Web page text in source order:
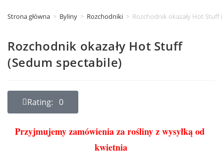
Strona główna > Byliny > Rozchodniki > Rozchodnik okazały Hot
Rozchodnik okazały Hot Stuff
(Sedum spectabile)
Rating: 0
Przyjmujemy zamówienia za rośliny z wysyłką od
kwietnia